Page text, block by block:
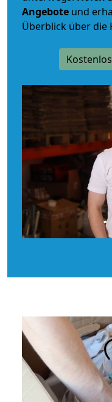
Angebote und
Überblick über die